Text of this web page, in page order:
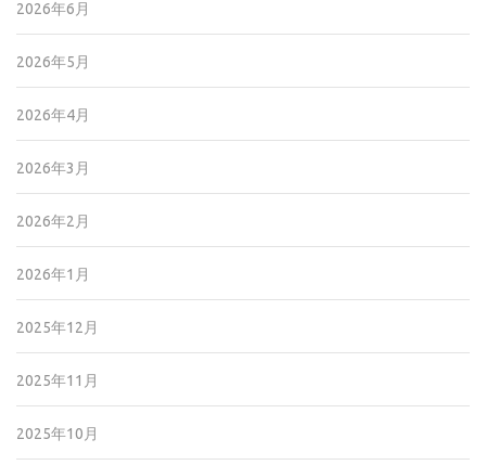
2026年6月
2026年5月
2026年4月
2026年3月
2026年2月
2026年1月
2025年12月
2025年11月
2025年10月